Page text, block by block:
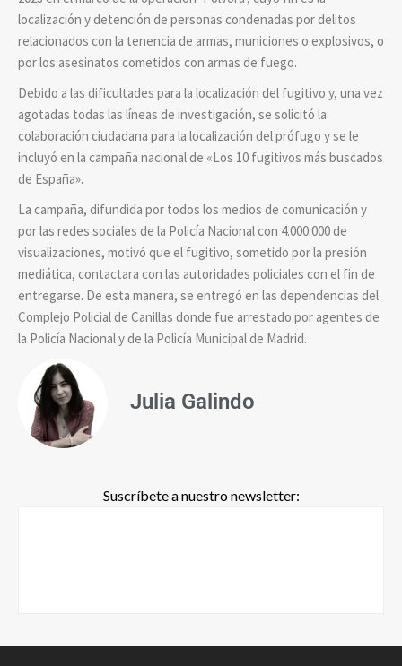
localización y detención de personas condenadas por delitos
relacionados con la tenencia de armas, municiones o explosivos, o
por los asesinatos cometidos con armas de fuego.
Debido a las dificultades para la localización del fugitivo y, una vez
agotadas todas las líneas de investigación, se solicitó la
colaboración ciudadana para la localización del prófugo y se le
incluyó en la campaña nacional de «Los 10 fugitivos más buscados
de España».
La campaña, difundida por todos los medios de comunicación y
por las redes sociales de la Policía Nacional con 4.000.000 de
visualizaciones, motivó que el fugitivo, sometido por la presión
mediática, contactara con las autoridades policiales con el fin de
entregarse. De esta manera, se entregó en las dependencias del
Complejo Policial de Canillas donde fue arrestado por agentes de
la Policía Nacional y de la Policía Municipal de Madrid.
Julia Galindo
Suscríbete a nuestro newsletter: